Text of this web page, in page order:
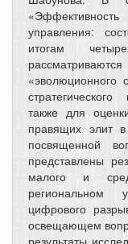
«Эффективность
управления:
итогам
«эволюционного
также для
правящих элит
посвященной
представлены
малого и
региональном
цифрового
освещающем
результаты